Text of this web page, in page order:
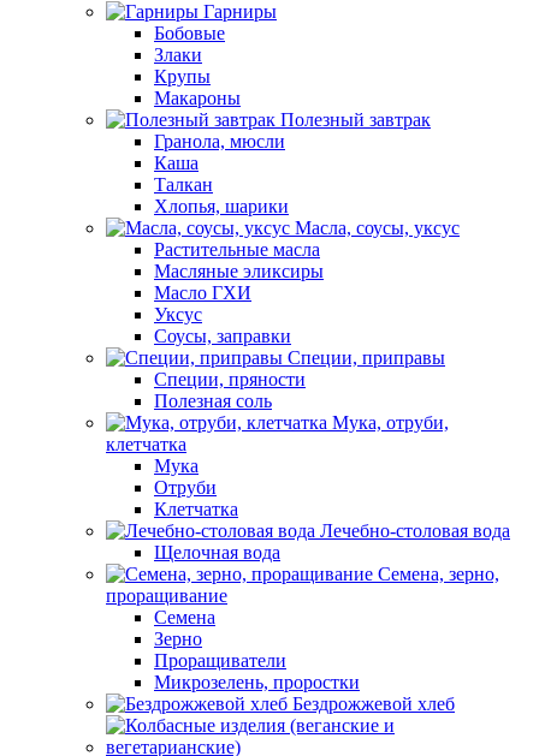
Гарниры
Бобовые
Злаки
Крупы
Макароны
Полезный завтрак
Гранола, мюсли
Каша
Талкан
Хлопья, шарики
Масла, соусы, уксус
Растительные масла
Масляные эликсиры
Масло ГХИ
Уксус
Соусы, заправки
Специи, приправы
Специи, пряности
Полезная соль
Мука, отруби,
клетчатка
Мука
Отруби
Клетчатка
Лечебно-столовая вода
Щелочная вода
Семена, зерно,
проращивание
Семена
Зерно
Проращиватели
Микрозелень, проростки
Бездрожжевой хлеб